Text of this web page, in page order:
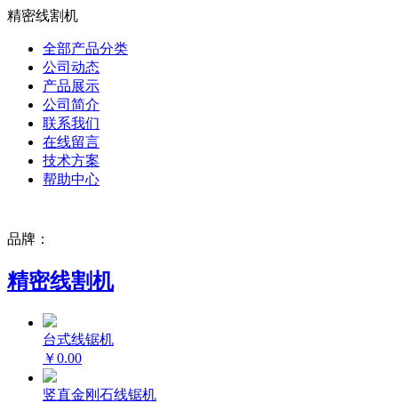
精密线割机
全部产品分类
公司动态
产品展示
公司简介
联系我们
在线留言
技术方案
帮助中心
品牌：
精密线割机
台式线锯机
￥0.00
竖直金刚石线锯机